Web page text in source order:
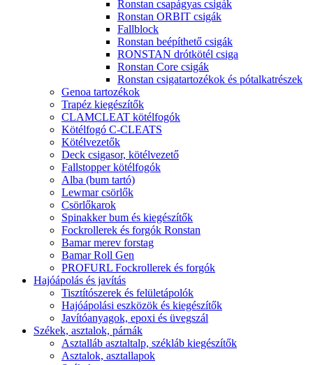
Ronstan csapágyas csigák
Ronstan ORBIT csigák
Fallblock
Ronstan beépíthető csigák
RONSTAN drótkötél csiga
Ronstan Core csigák
Ronstan csigatartozékok és pótalkatrészek
Genoa tartozékok
Trapéz kiegészítők
CLAMCLEAT kötélfogók
Kötélfogó C-CLEATS
Kötélvezetők
Deck csigasor, kötélvezető
Fallstopper kötélfogók
Alba (bum tartó)
Lewmar csörlők
Csörlőkarok
Spinakker bum és kiegészítők
Fockrollerek és forgók Ronstan
Bamar merev forstag
Bamar Roll Gen
PROFURL Fockrollerek és forgók
Hajóápolás és javítás
Tisztítószerek és felületápolók
Hajóápolási eszközök és kiegészítők
Javítóanyagok, epoxi és üvegszál
Székek, asztalok, párnák
Asztalláb asztaltalp, székláb kiegészítők
Asztalok, asztallapok